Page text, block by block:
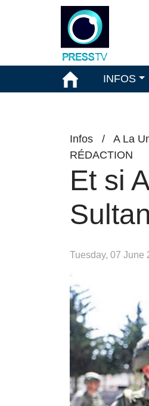
INFOS
Infos / A La
RÉDACTION
Et si
Tuesday, 07 June